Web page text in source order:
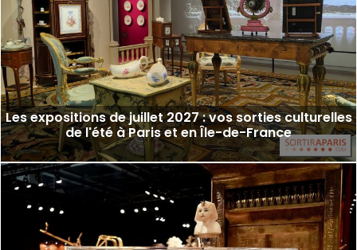
Les expositions de juillet 2027 : vos sorties culturelles
de l'été à Paris et en Île-de-France